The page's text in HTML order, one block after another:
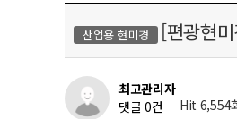
산업용 현미경 [편광현
최고관리자
댓글 0건
Hit 6,554